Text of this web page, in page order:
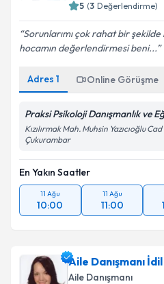
5 (3 Değerlendirme)
Sorunlarımı çok rahat bir
hocamın değerlendirmesi beni...
Adres 1 Online Görüşme
Praksi Psikoloji Danışmanlık ve
Kızılırmak Mah. Muhsin Yazıcıoğlu
Çukurambar
En Yakın Saatler
11 Ağu
10:00
11 Ağu
11:00
Aile Danışmanı
Aile Danışmanı